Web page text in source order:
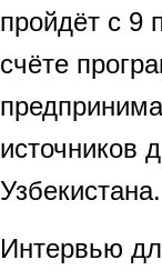
пройдёт с 9
счёте
источников
Узбекистана.
Интервью